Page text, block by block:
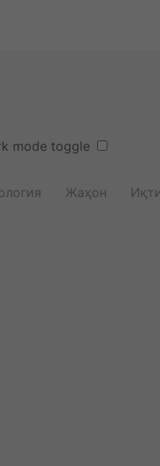
mode toggle
Жаҳон